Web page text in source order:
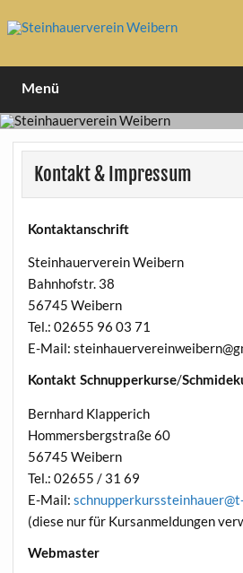
to
content
Menü
Kontakt & Impressum
Kontaktanschrift
Steinhauerverein Weibern
Bahnhofstr. 38
56745 Weibern
Tel.: 02655 96 03 71
E-Mail:
Kontakt Schnupperkurse/
Bernhard Klapperich
Hommersbergstraße 60
56745 Weibern
Tel.: 02655 / 31 69
E-Mail:
(diese nur für Kursanmeldungen
Webmaster